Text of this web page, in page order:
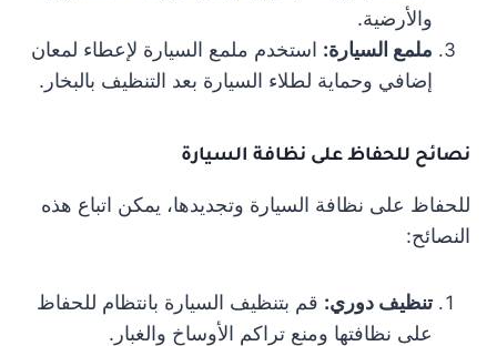
والأرضية.
ملمع السيارة: استخدم ملمع السيارة لإعطاء لمعان
إضافي وحماية لطلاء السيارة بعد التنظيف بالبخار.
نصائح للحفاظ على نظافة السيارة
للحفاظ على نظافة السيارة وتجديدها، يمكن اتباع هذه
النصائح:
تنظيف دوري: قم بتنظيف السيارة بانتظام للحفاظ
على نظافتها ومنع تراكم الأوساخ والغبار.